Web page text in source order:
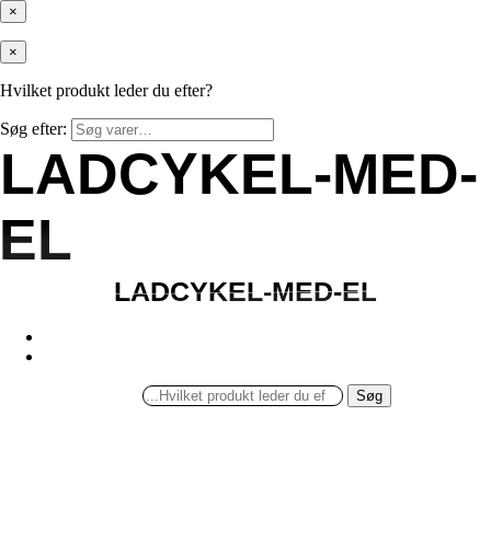
×
×
Hvilket produkt leder du efter?
Søg efter:
LADCYKEL-MED-
EL
MED-
LADCYKEL-MED-EL
LADCYKEL-MED-EL
Søg